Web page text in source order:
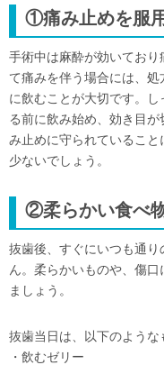
①痛み止めを服
手術中は麻酔が効いてお
て痛みを伴う場合には、
に飲むことが大切です。
る前に飲み始め、効き目
み止めに守られているこ
少ないでしょう。
②柔らかい食べ
抜歯後、すぐにいつも通
ん。柔らかいものや、傷
ましょう。
抜歯当日は、以下のような
・飲むゼリー